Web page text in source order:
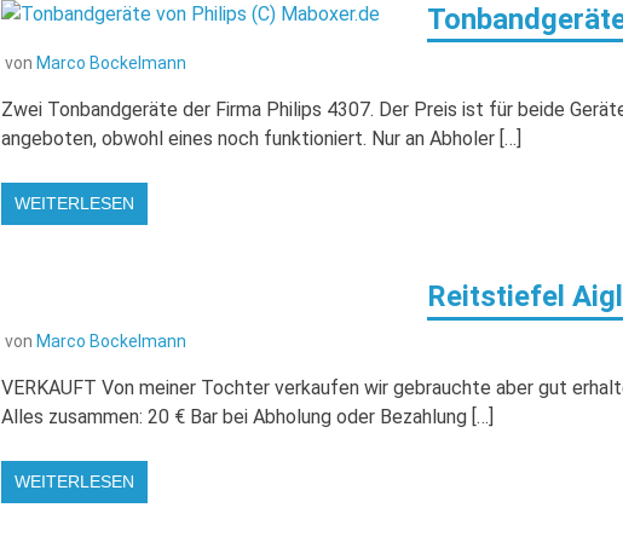
von Marco Bockelmann
Zwei Tonbandgeräte der Firma Philips 4307. Der Preis ist für beide
angeboten, obwohl eines noch funktioniert. Nur an Abholer […]
WEITERLESEN
Reitstiefel
von Marco Bockelmann
VERKAUFT Von meiner Tochter verkaufen wir gebrauchte aber gut
Alles zusammen: 20 € Bar bei Abholung oder Bezahlung […]
WEITERLESEN